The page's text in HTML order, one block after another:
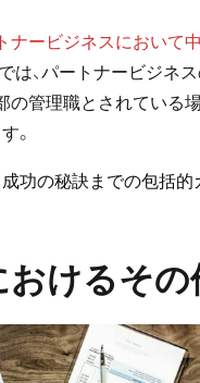
ナービジネスにおいて
は、パートナービジネ
管理職とされている
。
功の秘訣までの包括的
けるその